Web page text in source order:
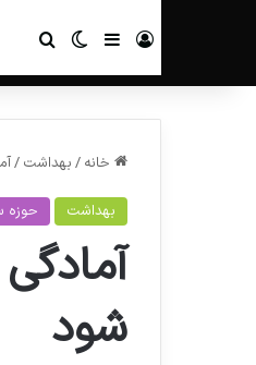
ورود سایدبارتغییر
خانه / بهداشت /
بهداشت حوزه
شود